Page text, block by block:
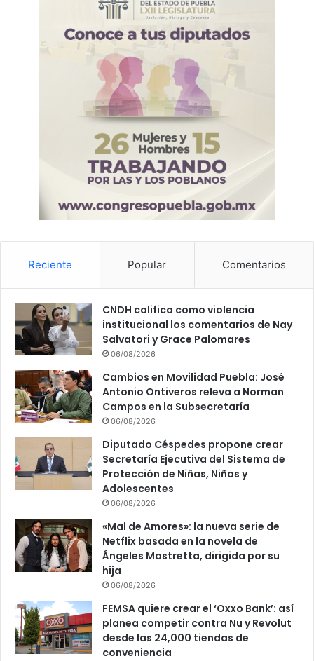
Reciente Popular Comentarios
CNDH califica como violencia
institucional los comentarios de Nay
Salvatori y Grace Palomares
06/08/2026
Cambios en Movilidad Puebla: José
Antonio Ontiveros releva a Norman
Campos en la Subsecretaría
06/08/2026
Diputado Céspedes propone crear
Secretaría Ejecutiva del Sistema de
Protección de Niñas, Niños y
Adolescentes
06/08/2026
«Mal de Amores»: la nueva serie de
Netflix basada en la novela de
Ángeles Mastretta, dirigida por su
hija
06/08/2026
FEMSA quiere crear el ‘Oxxo Bank’: así
planea competir contra Nu y Revolut
desde las 24,000 tiendas de
conveniencia